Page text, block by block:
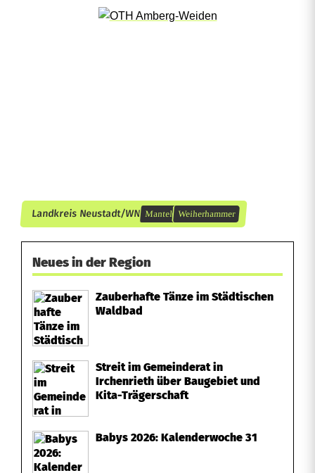
r
e
Landkreis Neustadt/WN Mantel Weiherhammer
Neues in der Region
Zauberhafte Tänze im Städtischen
Waldbad
Streit im Gemeinderat in
Irchenrieth über Baugebiet und
Kita-Trägerschaft
Babys 2026: Kalenderwoche 31